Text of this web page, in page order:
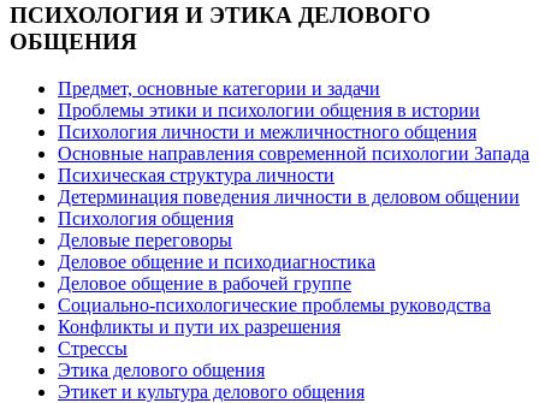
ПСИХОЛОГИЯ И ЭТИКА ДЕЛОВОГО
ОБЩЕНИЯ
Предмет, основные категории и задачи
Проблемы этики и психологии общения в истории
Психология личности и межличностного общения
Основные направления современной психологии Запада
Психическая структура личности
Детерминация поведения личности в деловом общении
Психология общения
Деловые переговоры
Деловое общение и психодиагностика
Деловое общение в рабочей группе
Cоциально-психологические проблемы руководства
Конфликты и пути их разрешения
Стрессы
Этика делового общения
Этикет и культура делового общения